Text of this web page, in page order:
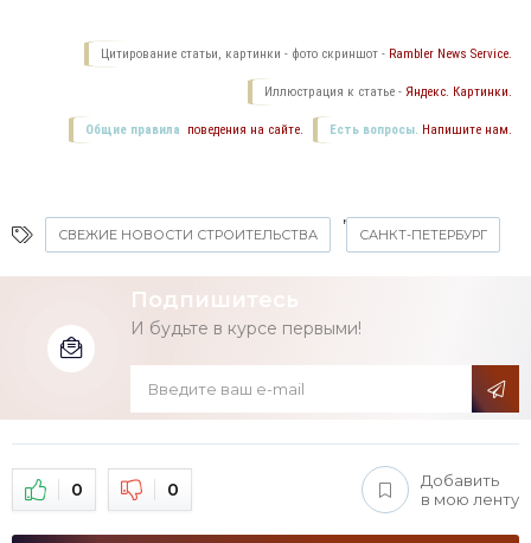
Цитирование статьи, картинки - фото скриншот - Rambler News Service.
Иллюстрация к статье - Яндекс. Картинки.
Есть вопросы. Напишите нам.
Общие правила поведения на сайте.
СВЕЖИЕ НОВОСТИ СТРОИТЕЛЬСТВА
,
САНКТ-ПЕТЕРБУРГ
Подпишитесь
И будьте в курсе первыми!
0 0
Добавить
в мою ленту